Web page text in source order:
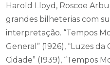
Harold Lloyd, Roscoe
grandes bilheterias com
interpretação. “Tempos
General” (1926), “Luzes da
Cidade” (1939), “Tempos